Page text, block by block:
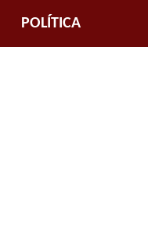
POLÍTICA